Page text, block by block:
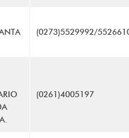
(0273)5529992/
(0261)4005197